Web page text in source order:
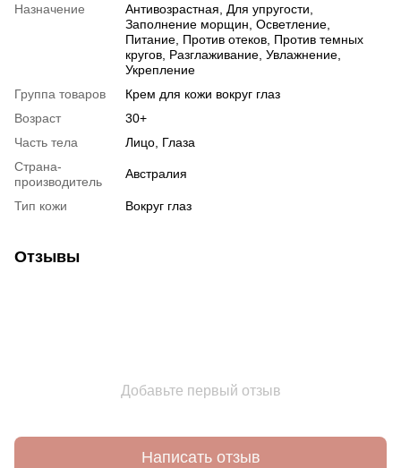
Назначение
Антивозрастная, Для упругости,
Заполнение морщин, Осветление,
Питание, Против отеков, Против темных
кругов, Разглаживание, Увлажнение,
Укрепление
Группа товаров
Крем для кожи вокруг глаз
Возраст
30+
Часть тела
Лицо, Глаза
Страна-
производитель
Австралия
Тип кожи Вокруг глаз
Отзывы
Добавьте первый отзыв
Написать отзыв